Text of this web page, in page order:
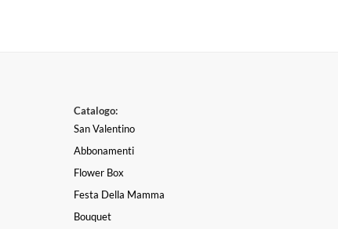
Catalogo:
San Valentino
Abbonamenti
Flower Box
Festa Della Mamma
Bouquet